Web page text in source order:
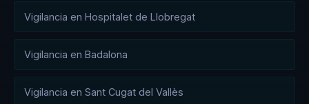
Vigilancia en Hospitalet de Llobregat
Vigilancia en Badalona
Vigilancia en Sant Cugat del Vallès